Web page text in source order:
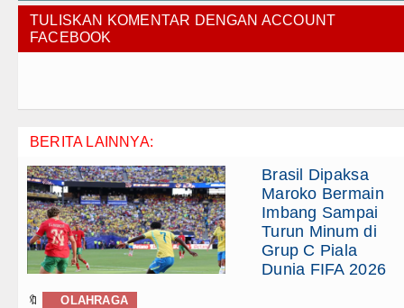
TULISKAN KOMENTAR DENGAN ACCOUNT
FACEBOOK
BERITA LAINNYA:
Brasil Dipaksa
Maroko Bermain
Imbang Sampai
Turun Minum di
Grup C Piala
Dunia FIFA 2026
🔖 OLAHRAGA